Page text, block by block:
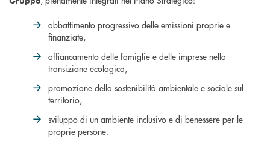
abbattimento progressivo delle emissioni proprie e
finanziate,
affiancamento delle famiglie e delle imprese nella
transizione ecologica,
promozione della sostenibilità ambientale e sociale sul
territorio,
sviluppo di un ambiente inclusivo e di benessere per le
proprie persone.